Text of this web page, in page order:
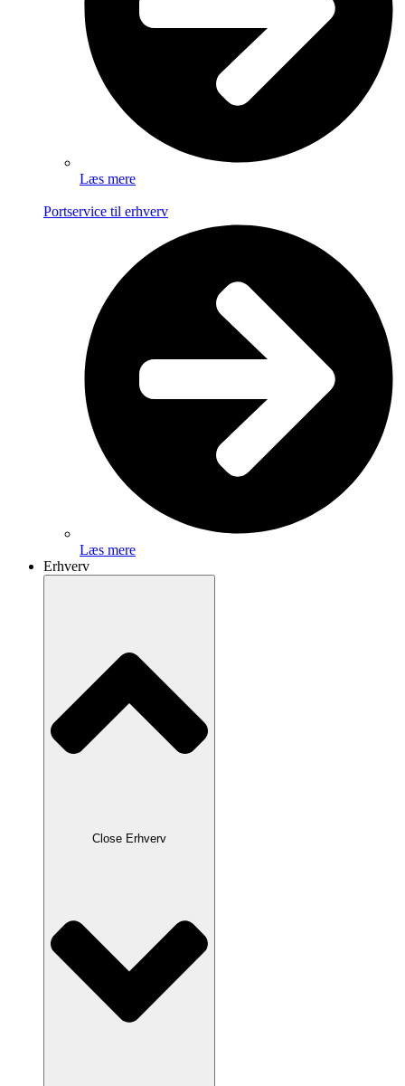
Læs mere
Portservice til erhverv
Læs mere
Erhverv
Close Erhverv